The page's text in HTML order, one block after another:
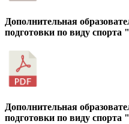
Дополнительная
подготовки по виду
Дополнительная
подготовки по виду